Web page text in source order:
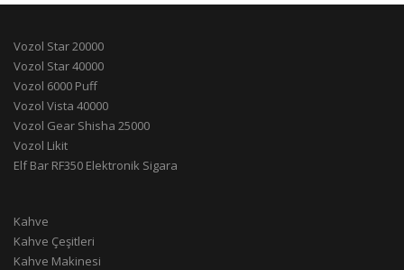
Vozol Star 20000
Vozol Star 40000
Vozol 6000 Puff
Vozol Vista 40000
Vozol Gear Shisha 25000
Vozol Likit
Elf Bar RF350 Elektronik Sigara
Kahve
Kahve Çeşitleri
Kahve Makinesi